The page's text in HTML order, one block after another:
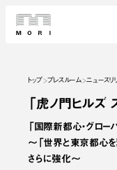
トップ プレスルーム ニュースリ
「虎ノ門ヒルズ
「国際新都心・グロー
～「世界と東京都心
さらに強化～